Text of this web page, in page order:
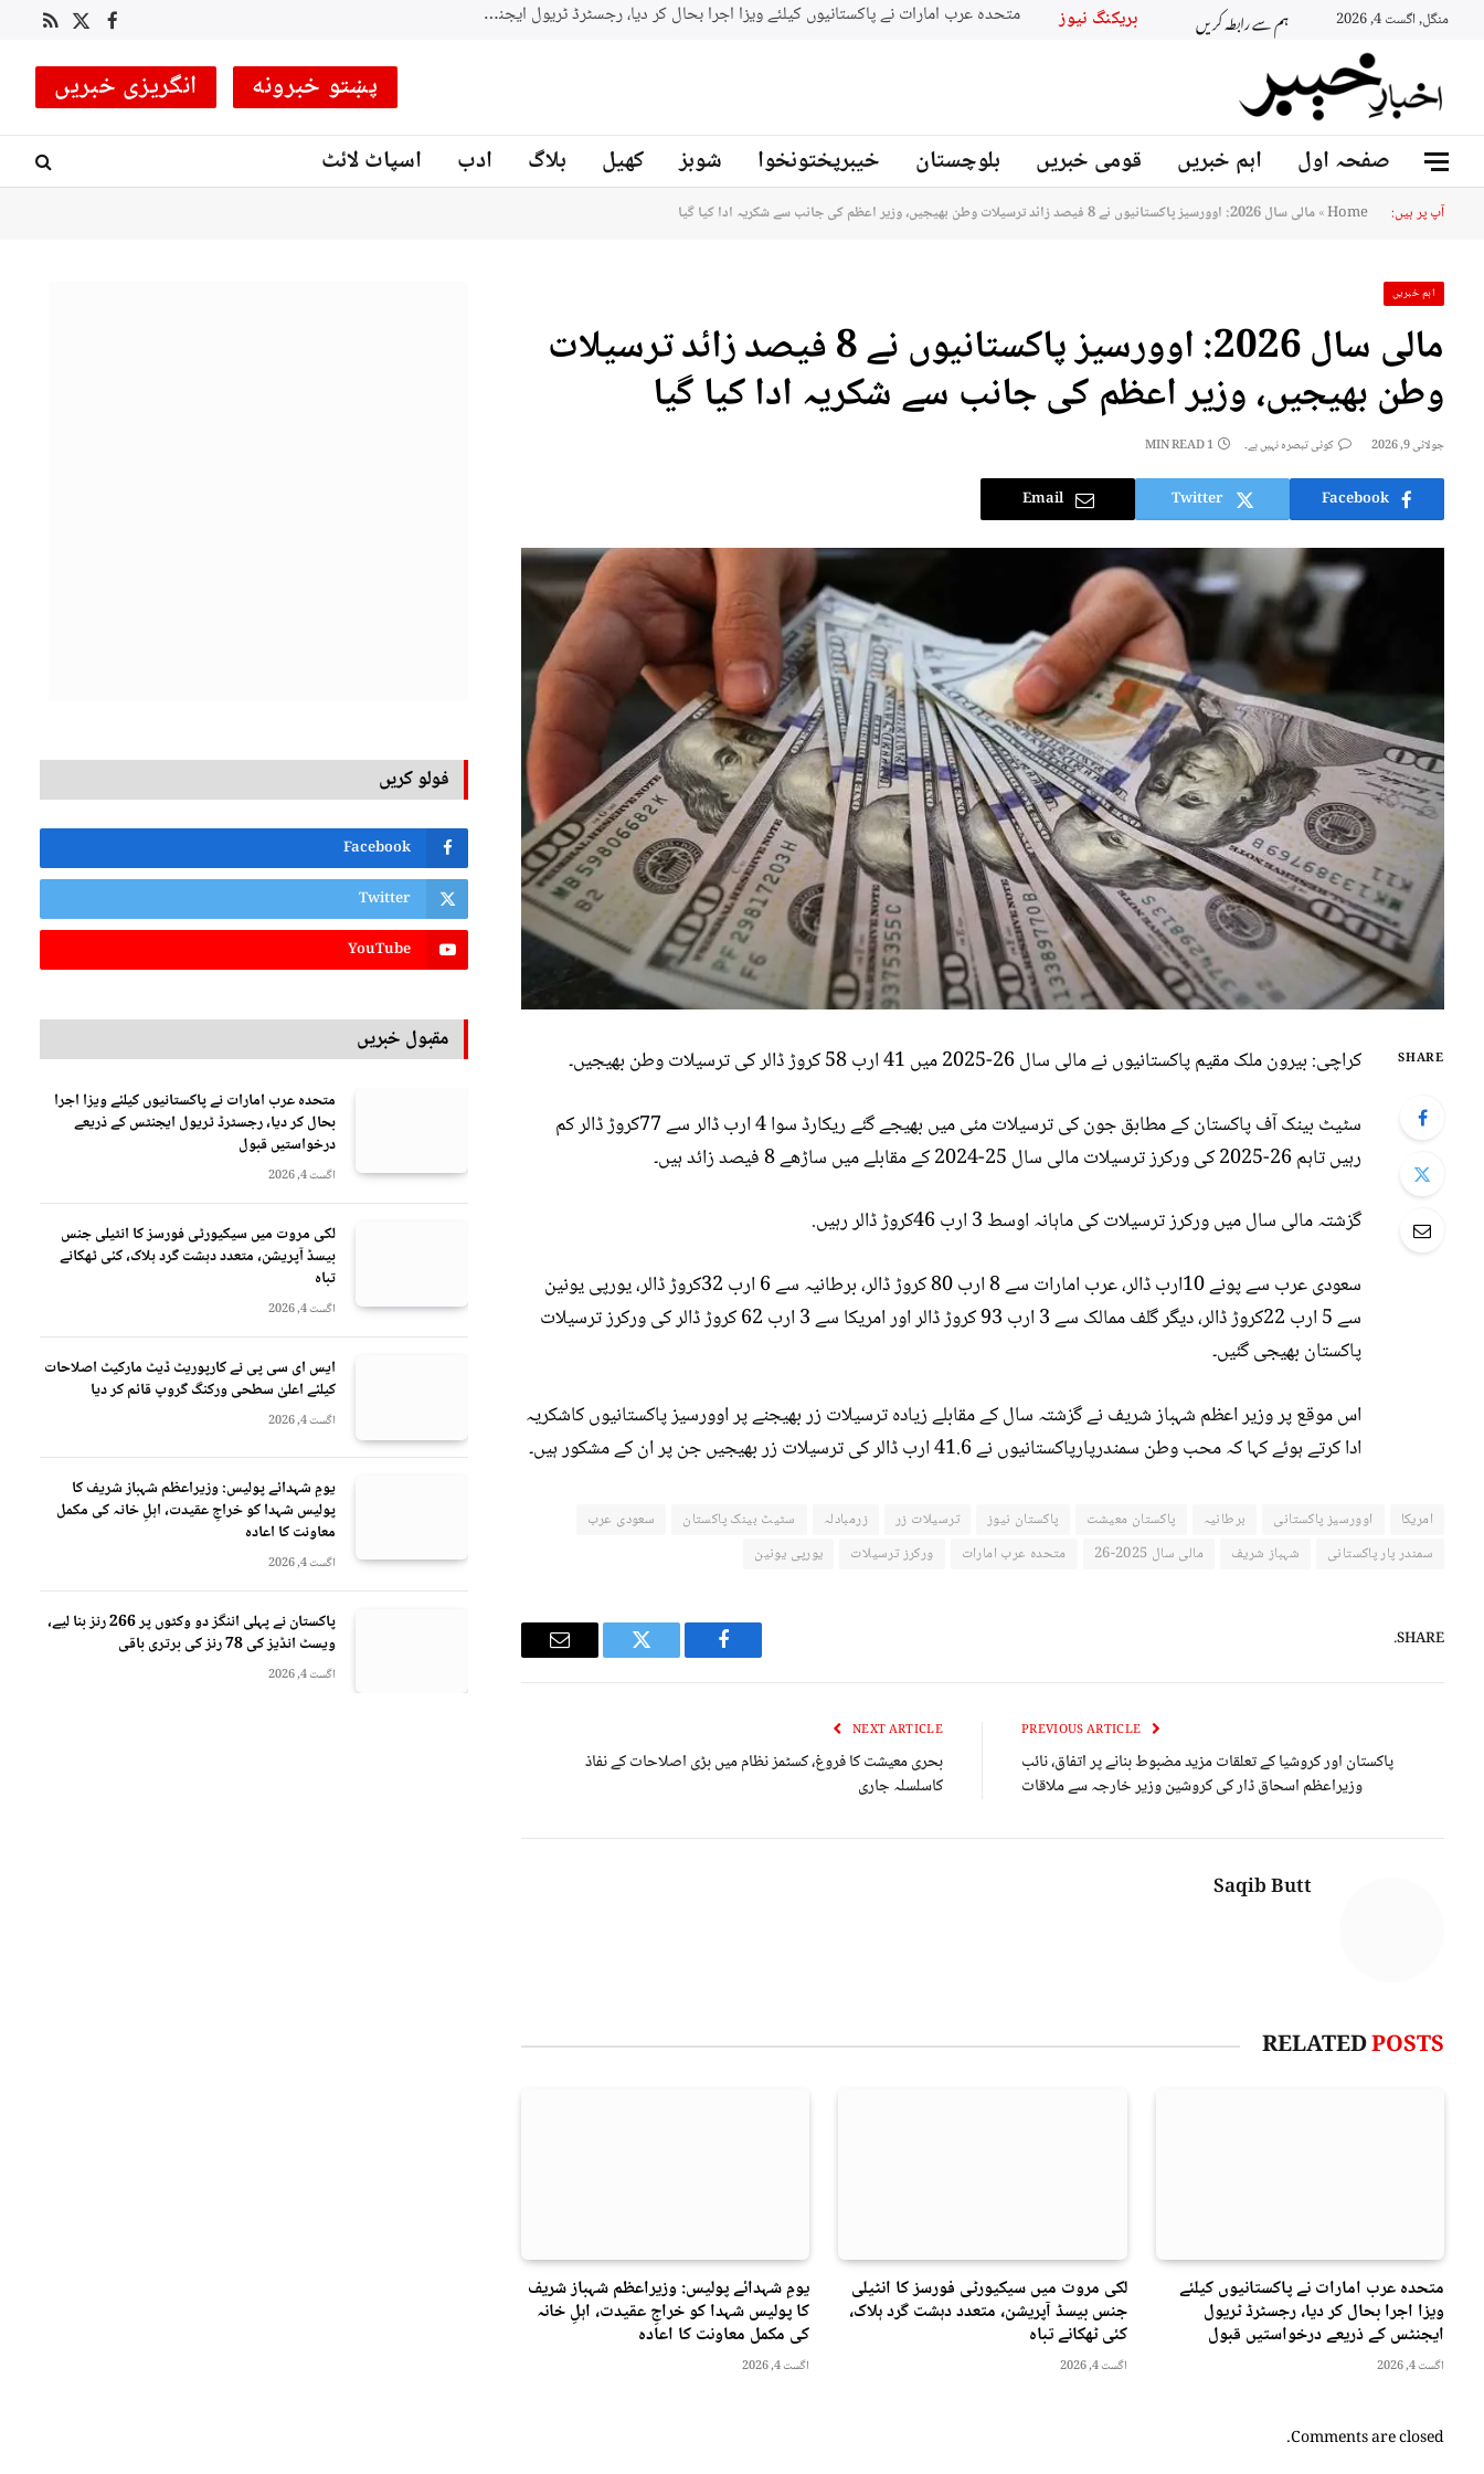
منگل, اگست 4, 2026 ہم سے رابطہ کریں بریکنگ نیوز Facebook
X
RSS
پښتو خبرونه انگریزی خبریں
صفحہ اول اہم خبریں قومی خبریں بلوچستان خیبرپختونخوا شوبز کھیل بلاگ ادب اسپاٹ لائٹ
آپ پر ہیں: Home
»مالی سال 2026: اوورسیز پاکستانیوں نے 8 فیصد زائد ترسیلات وطن بھیجیں، وزیر اعظم کی جانب سے شکریہ ادا کیا گیا
اہم خبریں
مالی سال 2026: اوورسیز پاکستانیوں نے 8 فیصد زائد ترسیلات
وطن بھیجیں، وزیر اعظم کی جانب سے شکریہ ادا کیا گیا
جولائی 9, 2026 کوئی تبصرہ نہیں ہے۔ 1 MIN READ
Facebook
Twitter
Email
SHARE
کراچی: بیرون ملک مقیم پاکستانیوں نے مالی سال 26-2025 میں 41 ارب 58 کروڑ ڈالر کی ترسیلات وطن بھیجیں۔
سٹیٹ بینک آف پاکستان کے مطابق جون کی ترسیلات مئی میں بھیجے گئے ریکارڈ سوا 4 ارب ڈالر سے 77کروڑ ڈالر کم
رہیں تاہم 26-2025 کی ورکرز ترسیلات مالی سال 25-2024 کے مقابلے میں ساڑھے 8 فیصد زائد ہیں۔
گزشتہ مالی سال میں ورکرز ترسیلات کی ماہانہ اوسط 3 ارب 46کروڑ ڈالر رہیں.
سعودی عرب سے پونے 10ارب ڈالر، عرب امارات سے 8 ارب 80 کروڑ ڈالر، برطانیہ سے 6 ارب 32کروڑ ڈالر، یورپی یونین
سے 5 ارب 22کروڑ ڈالر، دیگر گلف ممالک سے 3 ارب 93 کروڑ ڈالر اور امریکا سے 3 ارب 62 کروڑ ڈالر کی ورکرز ترسیلات
پاکستان بھیجی گئیں۔
اس موقع پر وزیر اعظم شہباز شریف نے گزشتہ سال کے مقابلے زیادہ ترسیلات زر بھیجنے پر اوورسیز پاکستانیوں کاشکریہ
ادا کرتے ہوئے کہا کہ محب وطن سمندرپارپاکستانیوں نے 41.6 ارب ڈالر کی ترسیلات زر بھیجیں جن پر ان کے مشکور ہیں۔
امریکا اوورسیز پاکستانی برطانیہ پاکستان معیشت پاکستان نیوز ترسیلات زر زرمبادلہ سٹیٹ بینک پاکستان
سعودی عرب
سمندر پار پاکستانی
شہباز شریف مالی سال 2025-26 متحدہ عرب امارات ورکرز ترسیلات یورپی یونین
SHARE.
Facebook
Twitter
Email
پاکستان اور کروشیا کے تعلقات مزید مضبوط بنانے پر اتفاق، نائب
وزیراعظم اسحاق ڈار کی کروشین وزیر خارجہ سے ملاقات
NEXT ARTICLE
بحری معیشت کا فروغ، کسٹمز نظام میں بڑی اصلاحات کے نفاذ
کاسلسلہ جاری
Saqib Butt
RELATEDPOSTS
متحدہ عرب امارات نے پاکستانیوں کیلئے
ویزا اجرا بحال کر دیا، رجسٹرڈ ٹریول
ایجنٹس کے ذریعے درخواستیں قبول
اگست 4, 2026
لکی مروت میں سیکیورٹی فورسز کا انٹیلی
جنس بیسڈ آپریشن، متعدد دہشت گرد ہلاک،
کئی ٹھکانے تباہ
اگست 4, 2026
یومِ شہدائے پولیس: وزیراعظم شہباز شریف
کا پولیس شہدا کو خراجِ عقیدت، اہلِ خانہ
کی مکمل معاونت کا اعادہ
اگست 4, 2026
Comments are closed.
فولو کریں
Facebook
Twitter
YouTube
مقبول خبریں
متحدہ عرب امارات نے پاکستانیوں کیلئے ویزا اجرا
بحال کر دیا، رجسٹرڈ ٹریول ایجنٹس کے ذریعے
درخواستیں قبول
اگست 4, 2026
لکی مروت میں سیکیورٹی فورسز کا انٹیلی جنس
بیسڈ آپریشن، متعدد دہشت گرد ہلاک، کئی ٹھکانے
تباہ
اگست 4, 2026
ایس ای سی پی نے کارپوریٹ ڈیٹ مارکیٹ اصلاحات
کیلئے اعلیٰ سطحی ورکنگ گروپ قائم کر دیا
اگست 4, 2026
یومِ شہدائے پولیس: وزیراعظم شہباز شریف کا
پولیس شہدا کو خراجِ عقیدت، اہلِ خانہ کی مکمل
معاونت کا اعادہ
اگست 4, 2026
پاکستان نے پہلی اننگز دو وکٹوں پر 266 رنز بنا لیے،
ویسٹ انڈیز کی 78 رنز کی برتری باقی
اگست 4, 2026